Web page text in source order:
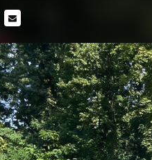
MAIL